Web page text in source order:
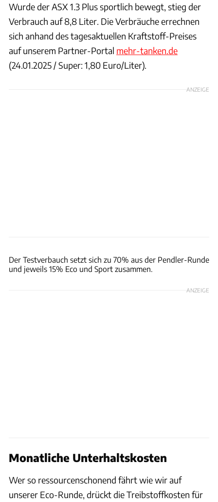
Wurde der ASX 1.3 Plus sportlich bewegt, stieg der
Verbrauch auf 8,8 Liter. Die Verbräuche errechnen
sich anhand des tagesaktuellen Kraftstoff-Preises
auf unserem Partner-Portal mehr-tanken.de
(24.01.2025 / Super: 1,80 Euro/Liter).
ANZEIGE
Der Testverbauch setzt sich zu 70% aus der Pendler-Runde
und jeweils 15% Eco und Sport zusammen.
ANZEIGE
Monatliche Unterhaltskosten
Wer so ressourcenschonend fährt wie wir auf
unserer Eco-Runde, drückt die Treibstoffkosten für